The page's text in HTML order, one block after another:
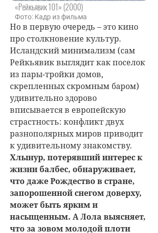
«Рейкьявик 101» (2000)
Фото: Кадр из фильма
Но в первую очередь – это кино
про столкновение культур.
Исландский минимализм (сам
Рейкьявик выглядит как поселок
из пары-тройки домов,
скрепленных скромным баром)
удивительно здорово
вписывается в европейскую
страстность: конфликт двух
разнополярных миров приводит
к удивительному знакомству.
Хлынур, потерявший интерес к
жизни балбес, обнаруживает,
что даже Рождество в стране,
запорошенной снегом доверху,
может быть ярким и
насыщенным. А Лола выясняет,
что за зовом молодой плоти